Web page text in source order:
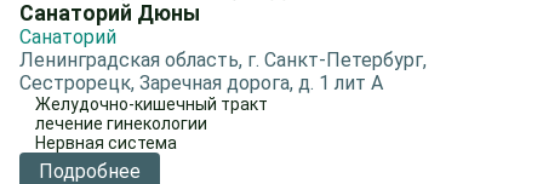
Санаторий Дюны
Санаторий
Ленинградская область, г. Санкт-Петербург,
Сестрорецк, Заречная дорога, д. 1 лит А
Желудочно-кишечный тракт
лечение гинекологии
Нервная система
Подробнее